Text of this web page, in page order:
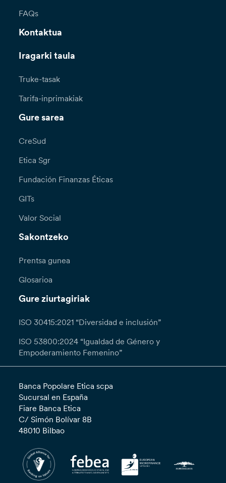
FAQs
Kontaktua
Iragarki taula
Truke-tasak
Tarifa-inprimakiak
Gure sarea
CreSud
Etica Sgr
Fundación Finanzas Éticas
GITs
Valor Social
Sakontzeko
Prentsa gunea
Glosarioa
Gure ziurtagiriak
ISO 30415:2021 “Diversidad e inclusión”
ISO 53800:2024 “Igualdad de Género y
Empoderamiento Femenino”
Banca Popolare Etica scpa
Sucursal en España
Fiare Banca Etica
C/ Simón Bolívar 8B
48010 Bilbao